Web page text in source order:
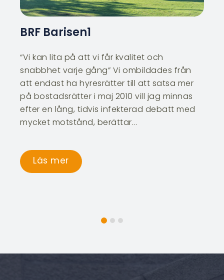
BRF Barisen1
“Vi kan lita på att vi får kvalitet och
snabbhet varje gång” Vi ombildades från
att endast ha hyresrätter till att satsa mer
på bostadsrätter i maj 2010 vill jag minnas
efter en lång, tidvis infekterad debatt med
mycket motstånd, berättar...
Läs mer